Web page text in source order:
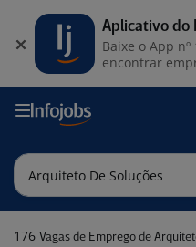
176 Vagas de Emprego de
Aplicativo do
Baixe o App
encontrar